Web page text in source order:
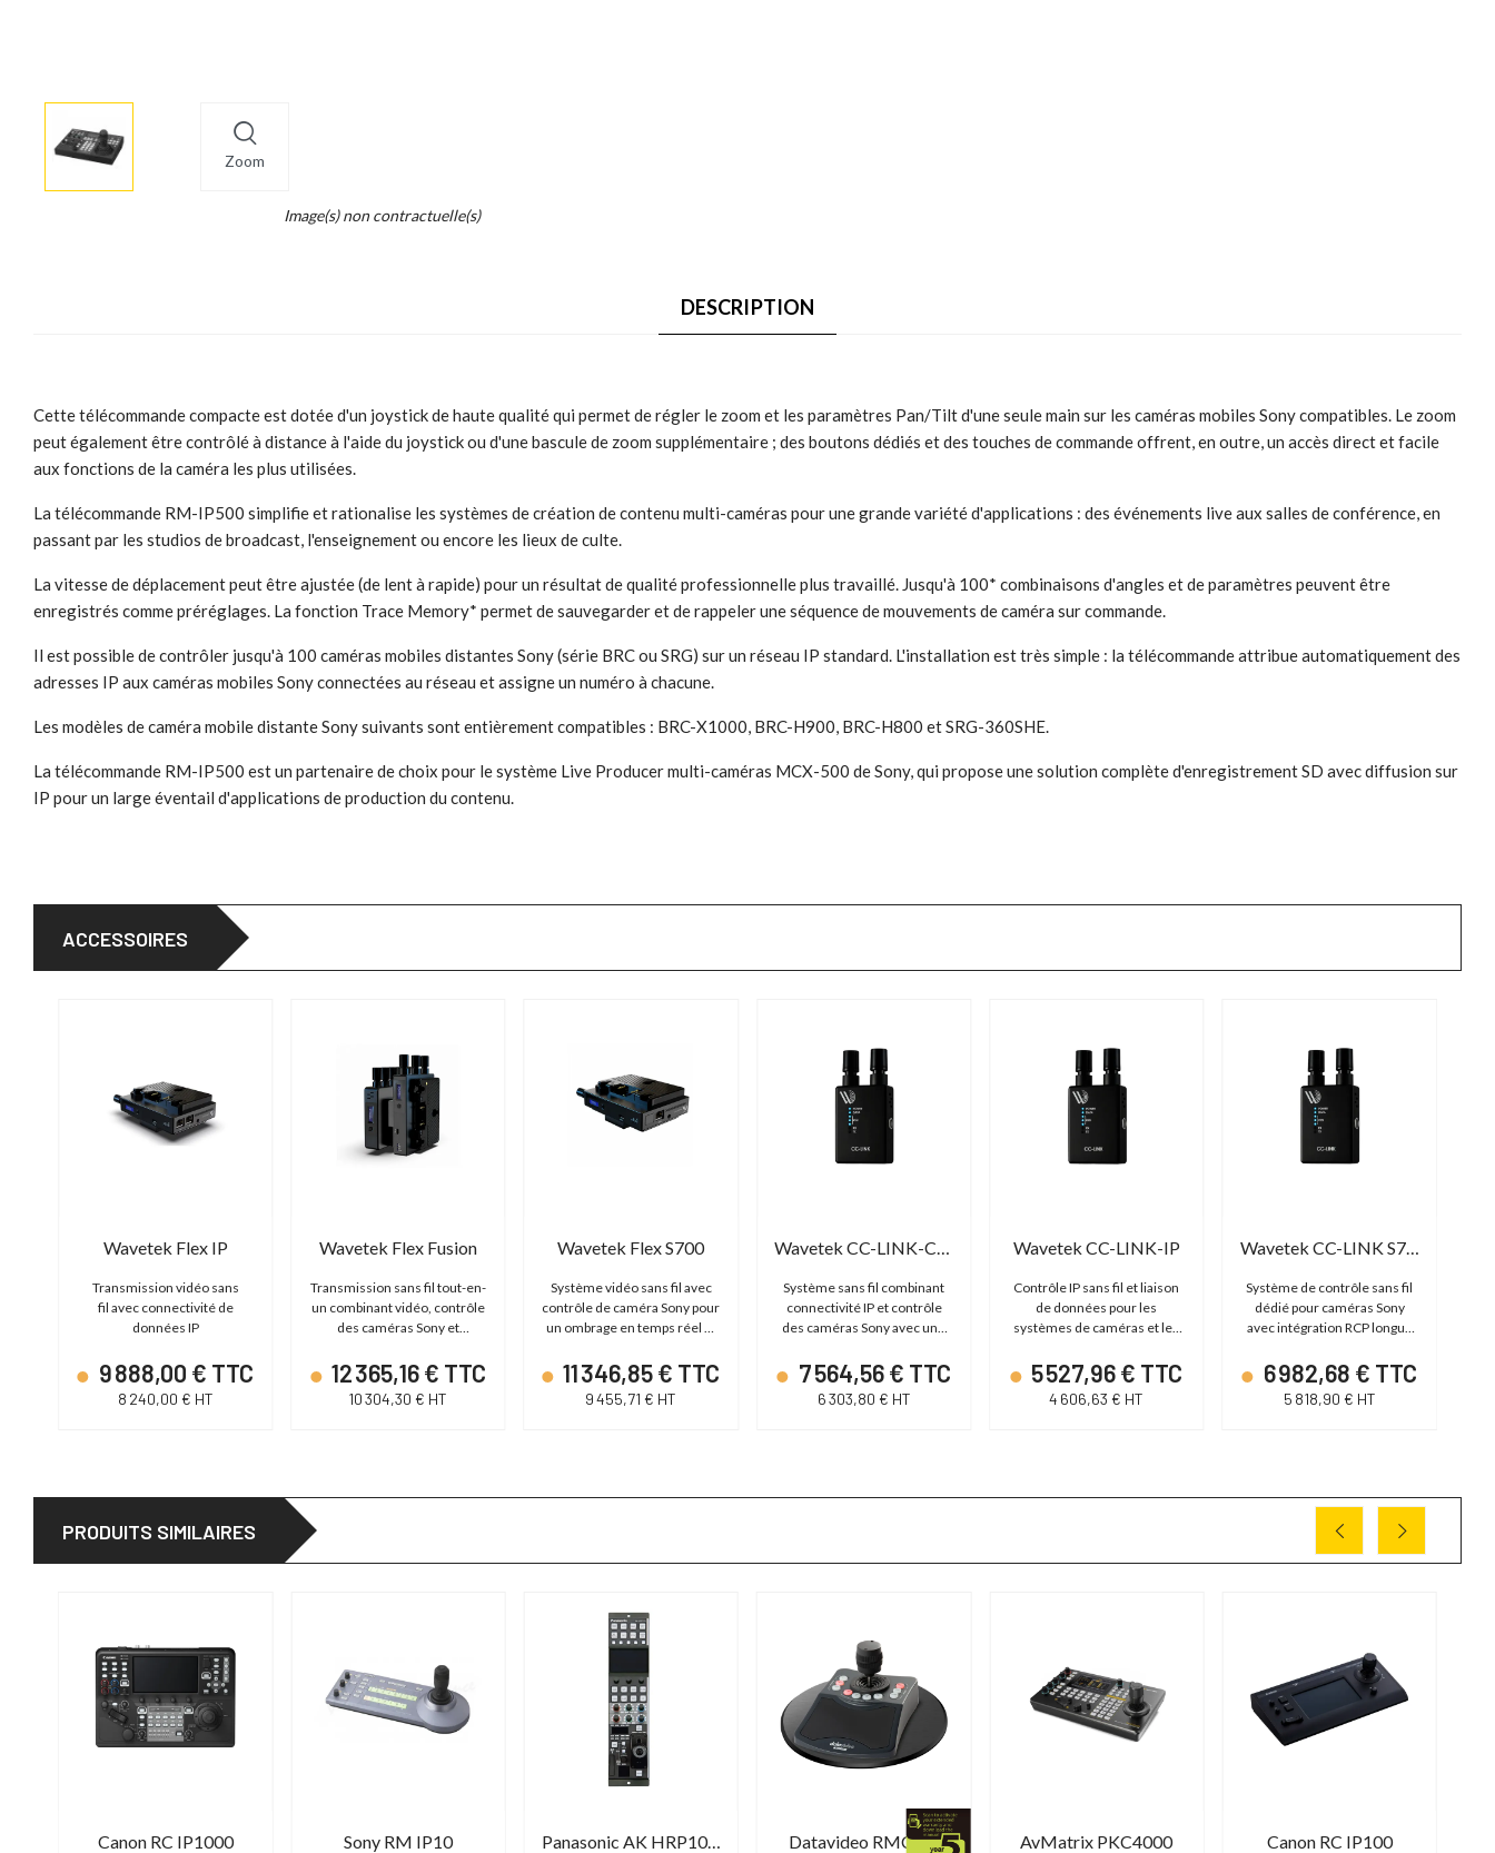
Zoom
More
info
Image(s) non contractuelle(s)
DESCRIPTION
Cette télécommande compacte est dotée d'un joystick de haute qualité qui permet de régler le zoom et les paramètres Pan/Tilt d'une seule main sur les caméras mobiles Sony compatibles. Le zoom
peut également être contrôlé à distance à l'aide du joystick ou d'une bascule de zoom supplémentaire ; des boutons dédiés et des touches de commande offrent, en outre, un accès direct et facile
aux fonctions de la caméra les plus utilisées.
La télécommande RM-IP500 simplifie et rationalise les systèmes de création de contenu multi-caméras pour une grande variété d'applications : des événements live aux salles de conférence, en
passant par les studios de broadcast, l'enseignement ou encore les lieux de culte.
La vitesse de déplacement peut être ajustée (de lent à rapide) pour un résultat de qualité professionnelle plus travaillé. Jusqu'à 100* combinaisons d'angles et de paramètres peuvent être
enregistrés comme préréglages. La fonction Trace Memory* permet de sauvegarder et de rappeler une séquence de mouvements de caméra sur commande.
Il est possible de contrôler jusqu'à 100 caméras mobiles distantes Sony (série BRC ou SRG) sur un réseau IP standard. L'installation est très simple : la télécommande attribue automatiquement des
adresses IP aux caméras mobiles Sony connectées au réseau et assigne un numéro à chacune.
Les modèles de caméra mobile distante Sony suivants sont entièrement compatibles : BRC-X1000, BRC-H900, BRC-H800 et SRG-360SHE.
La télécommande RM-IP500 est un partenaire de choix pour le système Live Producer multi-caméras MCX-500 de Sony, qui propose une solution complète d'enregistrement SD avec diffusion sur
IP pour un large éventail d'applications de production du contenu.
ACCESSOIRES
Wavetek Flex IP
Transmission vidéo sans
fil avec connectivité de
données IP
9 888,00 € TTC
8 240,00 € HT
Wavetek Flex Fusion
Transmission sans fil tout-en-
un combinant vidéo, contrôle
des caméras Sony et
12 365,16 € TTC
10 304,30 € HT
Wavetek Flex S700
Système vidéo sans fil avec
contrôle de caméra Sony pour
un ombrage en temps réel et
11 346,85 € TTC
9 455,71 € HT
Wavetek CC-LINK-COMBO
Système sans fil combinant
connectivité IP et contrôle
des caméras Sony avec une
7 564,56 € TTC
6 303,80 € HT
Wavetek CC-LINK-IP
Contrôle IP sans fil et liaison
de données pour les
systèmes de caméras et les
5 527,96 € TTC
4 606,63 € HT
Wavetek CC-LINK S700
Système de contrôle sans fil
dédié pour caméras Sony
avec intégration RCP longue
6 982,68 € TTC
5 818,90 € HT
PRODUITS SIMILAIRES
Canon RC IP1000 Sony RM IP10 Panasonic AK HRP1015 Datavideo RMC-2P AvMatrix PKC4000 Canon RC IP100